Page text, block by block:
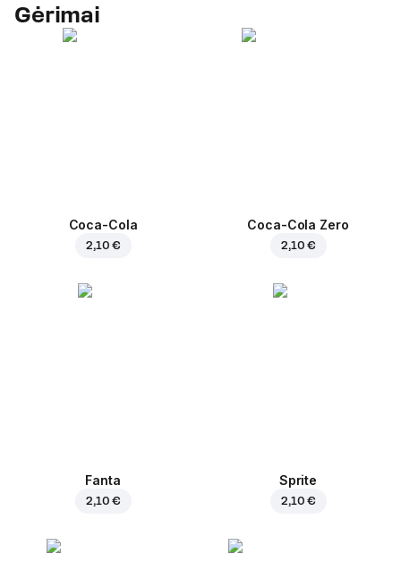
Gėrimai
Coca-Cola
2,10 €
Coca-Cola Zero
2,10 €
Fanta
2,10 €
Sprite
2,10 €